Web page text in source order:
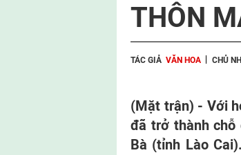
THÔN
TÁC GIẢ VĂN HOA CHỦ
(Mặt trận) - Với
đã trở thành chỗ
Bà (tỉnh Lào